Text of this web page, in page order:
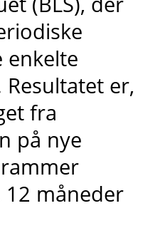
enkelte
er,
fra
på nye
måneder